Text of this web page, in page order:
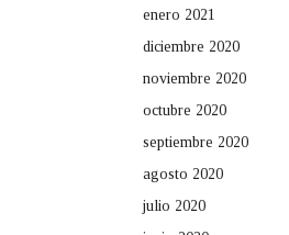
enero 2021
diciembre 2020
noviembre 2020
octubre 2020
septiembre 2020
agosto 2020
julio 2020